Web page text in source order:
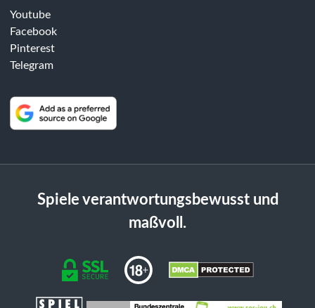
Youtube
Facebook
Pinterest
Telegram
Spiele verantwortungsbewusst und
maßvoll.